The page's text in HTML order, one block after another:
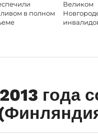
в полном
Великом
года